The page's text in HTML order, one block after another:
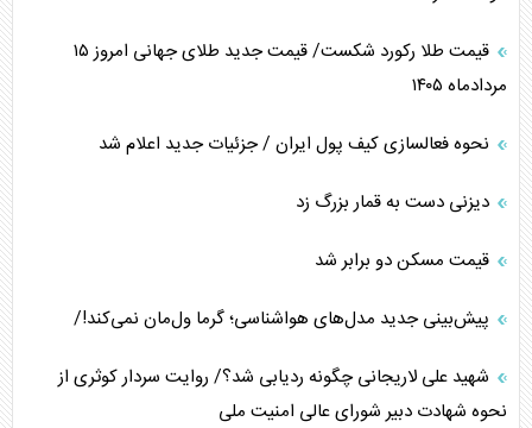
قیمت طلا رکورد شکست/ قیمت جدید طلای جهانی امروز ۱۵
مردادماه ۱۴۰۵
نحوه فعالسازی کیف پول ایران / جزئیات جدید اعلام شد
دیزنی دست به قمار بزرگ زد
قیمت مسکن دو برابر شد
پیش‌بینی جدید مدل‌های هواشناسی؛ گرما ول‌مان نمی‌کند!/
شهید علی لاریجانی چگونه ردیابی شد؟/ روایت سردار کوثری از
نحوه شهادت دبیر شورای عالی امنیت ملی